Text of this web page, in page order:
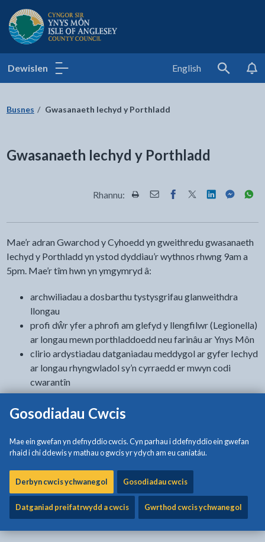
Gosodiadau Cwcis
Mae ein gwefan yn defnyddio cwcis. Cyn parhau i ddefnyddio ein gwefan
rhaid i chi ddewis y mathau o gwcis yr ydych am eu caniatáu.
Derbyn cwcis ychwanegol Gosodiadau cwcis
Datganiad preifatrwydd a cwcis Gwrthod cwcis ychwanegol
Cyngor Sir Ynys Môn
Dewislen English
Search
Busnes Gwasanaeth Iechyd y Porthladd
Gwasanaeth Iechyd y Porthladd
Rhannu: Rhannwch y dudalen hon wrth
Rhannwch y dudalen hon
Rhannwch y dudalen
Rhannwch y
Rhannwch y
Mae’r adran Gwarchod y Cyhoedd yn gweithredu gwasanaeth
Iechyd y Porthladd yn ystod dyddiau’r wythnos rhwng 9am a
5pm. Mae’r tîm hwn yn ymgymryd â:
archwiliadau a dosbarthu tystysgrifau glanweithdra
llongau
profi dŵr yfer a phrofi am glefyd y llengfilwr (Legionella)
ar longau mewn porthladdoedd neu farinâu ar Ynys Môn
clirio ardystiadau datganiadau meddygol ar gyfer Iechyd
ar longau rhyngwladol sy’n cyrraedd er mwyn codi
cwarantîn
rheolyddion clefydau heintus
diogelwch bwyd ar longau mewn porthladdoedd
rheolyddion mewnforio ar gyfer
deunydd plastig sy’n cyffwrdd bwyd
bwyd a bwyd anifeiliaid sydd angen gwiriad Iechyd
a Ffytoiechydol wrth y ffin
clirio cynnyrch pysgodfa yn unol â deddfwriaeth pysgota